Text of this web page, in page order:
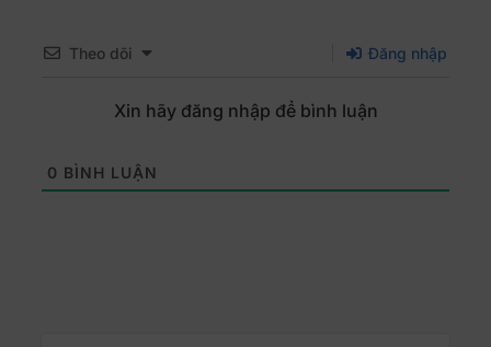
Theo dõi Đăng nhập
Xin hãy đăng nhập để bình luận
0 BÌNH LUẬN